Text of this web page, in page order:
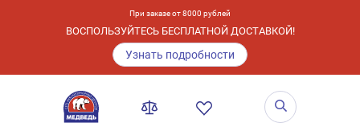
При заказе от 8000 рублей
ВОСПОЛЬЗУЙТЕСЬ БЕСПЛАТНОЙ ДОСТАВКОЙ!
Узнать подробности